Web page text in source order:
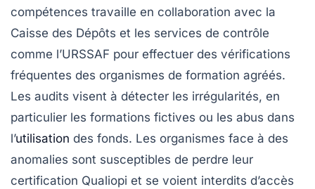
compétences travaille en collaboration avec la
Caisse des Dépôts et les services de contrôle
comme l’URSSAF pour effectuer des vérifications
fréquentes des organismes de formation agréés.
Les audits visent à détecter les irrégularités, en
particulier les formations fictives ou les abus dans
l’utilisation des fonds. Les organismes face à des
anomalies sont susceptibles de perdre leur
certification Qualiopi et se voient interdits d’accès